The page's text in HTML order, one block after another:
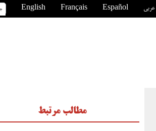
English Français Español عربی
مطالب مرتبط